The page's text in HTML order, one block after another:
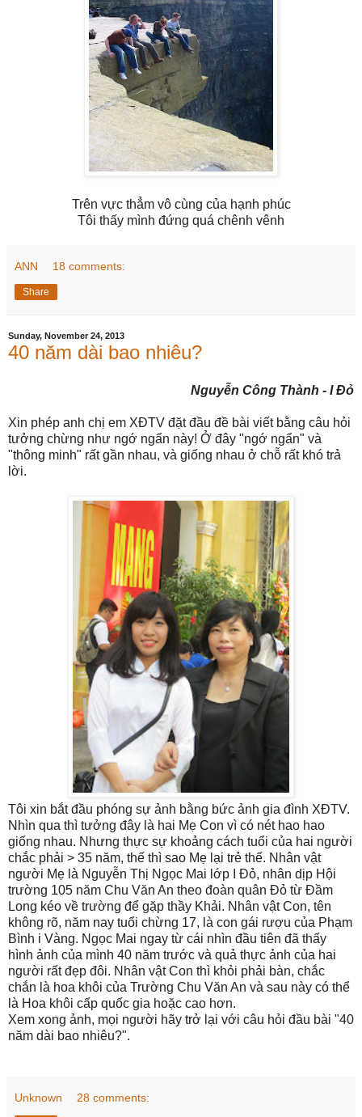
Trên vực thẳm vô cùng của hạnh phúc
Tôi thấy mình đứng quá chênh vênh
ANN 18 comments:
Share
Sunday, November 24, 2013
40 năm dài bao nhiêu?
Nguyễn Công Thành - I Đỏ
Xin phép anh chị em XĐTV đặt đầu đề bài viết bằng câu hỏi
tưởng chừng như ngớ ngẩn này! Ở đây "ngớ ngẩn" và
"thông minh" rất gần nhau, và giống nhau ở chỗ rất khó trả
lời.
Tôi xin bắt đầu phóng sự ảnh bằng bức ảnh gia đình XĐTV.
Nhìn qua thì tưởng đây là hai Mẹ Con vì có nét hao hao
giống nhau. Nhưng thực sự khoảng cách tuổi của hai người
chắc phải > 35 năm, thế thì sao Mẹ lại trẻ thế. Nhân vật
người Mẹ là Nguyễn Thị Ngọc Mai lớp I Đỏ, nhân dịp Hội
trường 105 năm Chu Văn An theo đoàn quân Đỏ từ Đầm
Long kéo về trường để gặp thầy Khải. Nhân vật Con, tên
không rõ, năm nay tuổi chừng 17, là con gái rượu của Phạm
Bình i Vàng. Ngọc Mai ngay từ cái nhìn đầu tiên đã thấy
hình ảnh của mình 40 năm trước và quả thực ảnh của hai
người rất đẹp đôi. Nhân vật Con thì khỏi phải bàn, chắc
chắn là hoa khôi của Trường Chu Văn An và sau này có thể
là Hoa khôi cấp quốc gia hoặc cao hơn.
Xem xong ảnh, mọi người hãy trở lại với câu hỏi đầu bài "40
năm dài bao nhiêu?".
Unknown 28 comments: